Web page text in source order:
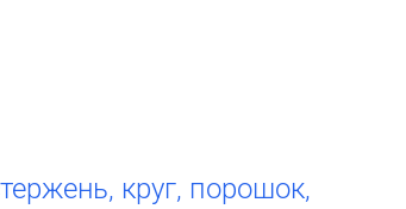
круг, порошок,